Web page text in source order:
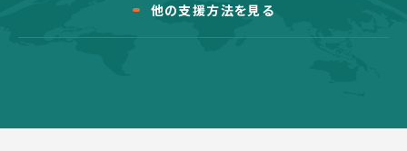
他の支援方法を見る